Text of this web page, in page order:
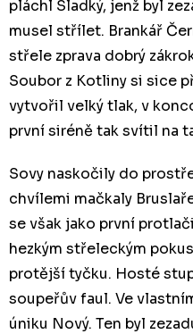
pláchl Sladký, jenž byl
musel střílet. Brankář
střele zprava dobrý
Soubor z Kotliny si sice
vytvořil velký tlak, v
první siréně tak svítil na
Sovy naskočily do
chvílemi mačkaly
se však jako první
hezkým střeleckým
protější tyčku. Hosté
soupeřův faul. Ve
úniku Nový. Ten byl